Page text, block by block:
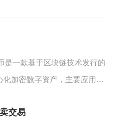
是一款基于区块链技术发行的
化加密数字资产，主要应用于
生态内的流通、支付
交易